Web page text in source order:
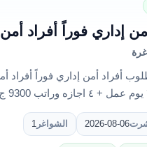
إداري فوراً أفراد أمن
2026-08-06 الشواغر 1